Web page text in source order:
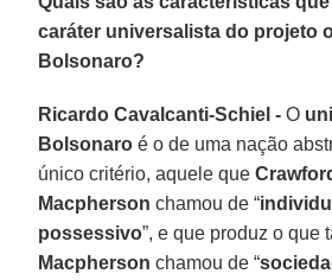
caráter universalista do projeto
Bolsonaro?
Ricardo Cavalcanti-Schiel - O
Bolsonaro é o de uma nação
único critério, aquele que
Macpherson chamou de “
possessivo”, e que produz o que
Macpherson chamou de “